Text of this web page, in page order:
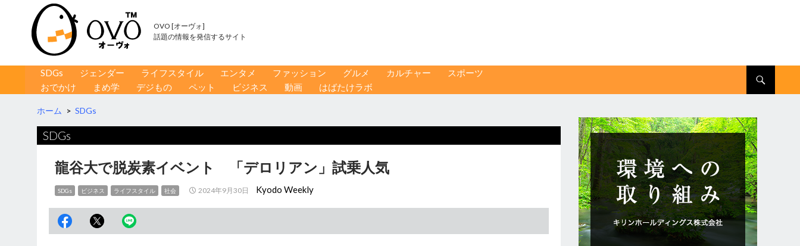
OVO [オーヴォ]
話題の情報を発信するサイト
コンテンツへ移動
SDGs ジェンダー ライフスタイル エンタメ ファッション グルメ カルチャー
スポーツ
おでかけ
まめ学 デジもの ペット ビジネス 動画 はばたけラボ
ホーム > SDGs
SDGs
龍谷大で脱炭素イベント 「デロリアン」試乗人気
SDGs ビジネス ライフスタイル 社会 2024年9月30日 Kyodo Weekly